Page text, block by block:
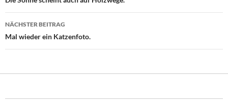
NÄCHSTER BEITRAG
Mal wieder ein Katzenfoto.